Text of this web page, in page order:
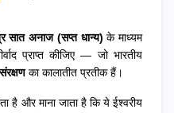
सात अनाज (सप्त धान्य) के माध्यम
प्राप्त कीजिए — जो भारतीय
का कालातीत प्रतीक हैं।
है और माना जाता है कि ये ईश्वरीय